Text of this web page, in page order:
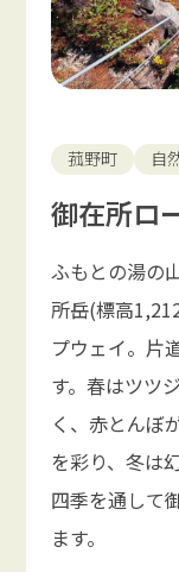
菰野町 自
御在所ロ
ふもとの湯の
所岳(標高
プウェイ。片
す。春はツツ
く、赤とんぼ
を彩り、冬は
四季を通して
ます。